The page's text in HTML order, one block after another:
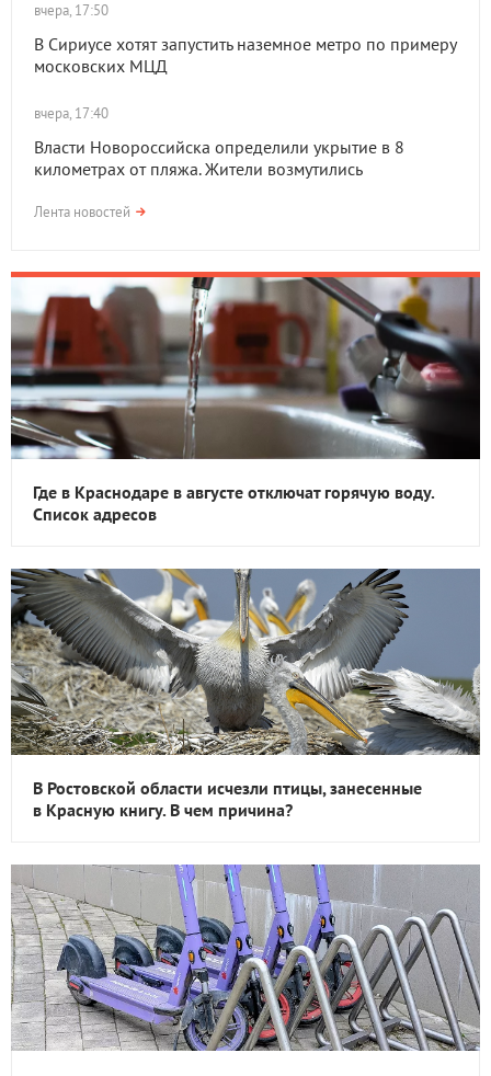
вчера, 17:50
В Сириусе хотят запустить наземное метро по примеру
московских МЦД
вчера, 17:40
Власти Новороссийска определили укрытие в 8
километрах от пляжа. Жители возмутились
Лента новостей
Где в Краснодаре в августе отключат горячую воду.
Список адресов
В Ростовской области исчезли птицы, занесенные
в Красную книгу. В чем причина?